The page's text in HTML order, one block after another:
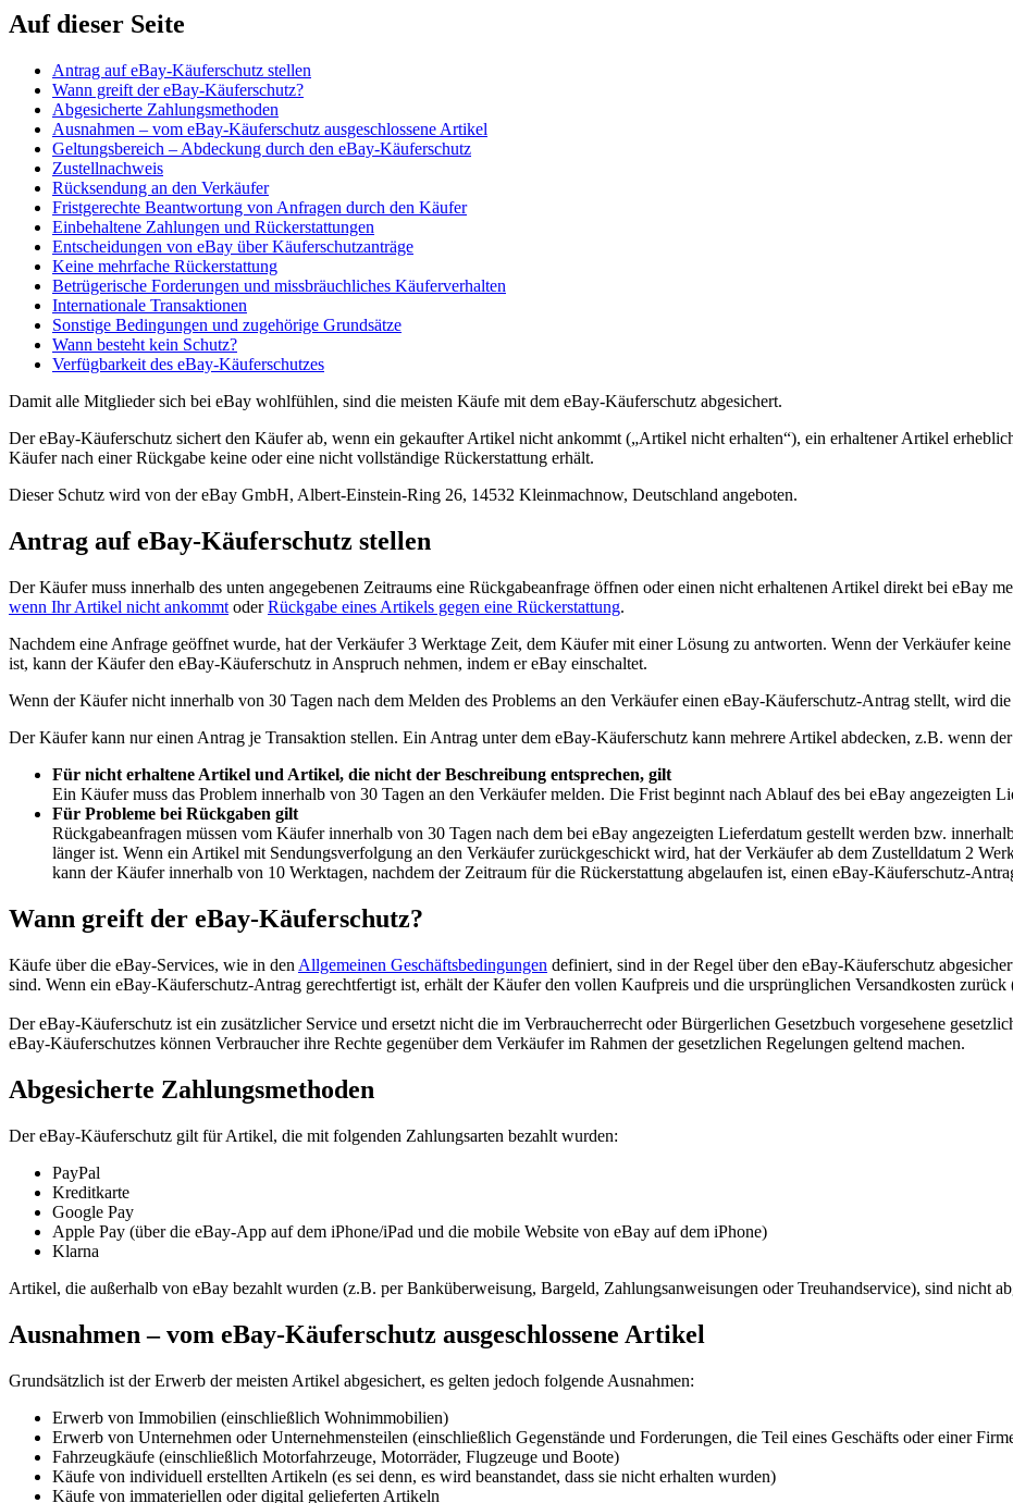
Auf dieser Seite
Antrag auf eBay-Käuferschutz stellen
Wann greift der eBay-Käuferschutz?
Abgesicherte Zahlungsmethoden
Ausnahmen – vom eBay-Käuferschutz ausgeschlossene Artikel
Geltungsbereich – Abdeckung durch den eBay-Käuferschutz
Zustellnachweis
Rücksendung an den Verkäufer
Fristgerechte Beantwortung von Anfragen durch den Käufer
Einbehaltene Zahlungen und Rückerstattungen
Entscheidungen von eBay über Käuferschutzanträge
Keine mehrfache Rückerstattung
Betrügerische Forderungen und missbräuchliches Käuferverhalten
Internationale Transaktionen
Sonstige Bedingungen und zugehörige Grundsätze
Wann besteht kein Schutz?
Verfügbarkeit des eBay-Käuferschutzes
Damit alle Mitglieder sich bei eBay wohlfühlen, sind die meisten Käufe mit dem eBay-Käuferschutz abgesichert.
Der eBay-Käuferschutz sichert den Käufer ab, wenn ein gekaufter Artikel nicht ankommt („Artikel nicht erhalten“), ein erhaltener Artikel
Käufer nach einer Rückgabe keine oder eine nicht vollständige Rückerstattung erhält.
Dieser Schutz wird von der eBay GmbH, Albert-Einstein-Ring 26, 14532 Kleinmachnow, Deutschland angeboten.
Antrag auf eBay-Käuferschutz stellen
Der Käufer muss innerhalb des unten angegebenen Zeitraums eine Rückgabeanfrage öffnen oder einen nicht erhaltenen Artikel direkt bei eBay
wenn Ihr Artikel nicht ankommt oderRückgabe eines Artikels gegen eine Rückerstattung.
Nachdem eine Anfrage geöffnet wurde, hat der Verkäufer 3 Werktage Zeit, dem Käufer mit einer Lösung zu antworten. Wenn der Verkäufer
ist, kann der Käufer den eBay-Käuferschutz in Anspruch nehmen, indem er eBay einschaltet.
Wenn der Käufer nicht innerhalb von 30 Tagen nach dem Melden des Problems an den Verkäufer einen eBay-Käuferschutz-Antrag stellt, wird
Der Käufer kann nur einen Antrag je Transaktion stellen. Ein Antrag unter dem eBay-Käuferschutz kann mehrere Artikel abdecken, z.B. wenn
Für nicht erhaltene Artikel und Artikel, die nicht der Beschreibung entsprechen, gilt
Ein Käufer muss das Problem innerhalb von 30 Tagen an den Verkäufer melden. Die Frist beginnt nach Ablauf des bei eBay angezeigten
Für Probleme bei Rückgaben gilt
Rückgabeanfragen müssen vom Käufer innerhalb von 30 Tagen nach dem bei eBay angezeigten Lieferdatum gestellt werden bzw.
länger ist. Wenn ein Artikel mit Sendungsverfolgung an den Verkäufer zurückgeschickt wird, hat der Verkäufer ab dem Zustelldatum 2
kann der Käufer innerhalb von 10 Werktagen, nachdem der Zeitraum für die Rückerstattung abgelaufen ist, einen eBay-Käuferschutz-
Wann greift der eBay-Käuferschutz?
Käufe über die eBay-Services, wie in den Allgemeinen Geschäftsbedingungen definiert, sind in der Regel über den eBay-Käuferschutz
sind. Wenn ein eBay-Käuferschutz-Antrag gerechtfertigt ist, erhält der Käufer den vollen Kaufpreis und die ursprünglichen Versandkosten
Der eBay-Käuferschutz ist ein zusätzlicher Service und ersetzt nicht die im Verbraucherrecht oder Bürgerlichen Gesetzbuch vorgesehene
eBay-Käuferschutzes können Verbraucher ihre Rechte gegenüber dem Verkäufer im Rahmen der gesetzlichen Regelungen geltend machen.
Abgesicherte Zahlungsmethoden
Der eBay-Käuferschutz gilt für Artikel, die mit folgenden Zahlungsarten bezahlt wurden:
PayPal
Kreditkarte
Google Pay
Apple Pay (über die eBay-App auf dem iPhone/iPad und die mobile Website von eBay auf dem iPhone)
Klarna
Artikel, die außerhalb von eBay bezahlt wurden (z.B. per Banküberweisung, Bargeld, Zahlungsanweisungen oder Treuhandservice), sind nicht
Ausnahmen – vom eBay-Käuferschutz ausgeschlossene Artikel
Grundsätzlich ist der Erwerb der meisten Artikel abgesichert, es gelten jedoch folgende Ausnahmen:
Erwerb von Immobilien (einschließlich Wohnimmobilien)
Erwerb von Unternehmen oder Unternehmensteilen (einschließlich Gegenstände und Forderungen, die Teil eines Geschäfts oder einer
Fahrzeugkäufe (einschließlich Motorfahrzeuge, Motorräder, Flugzeuge und Boote)
Käufe von individuell erstellten Artikeln (es sei denn, es wird beanstandet, dass sie nicht erhalten wurden)
Käufe von immateriellen oder digital gelieferten Artikeln